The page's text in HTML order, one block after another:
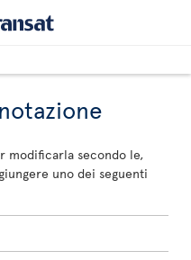
modificarla secondo le,
uno dei seguenti